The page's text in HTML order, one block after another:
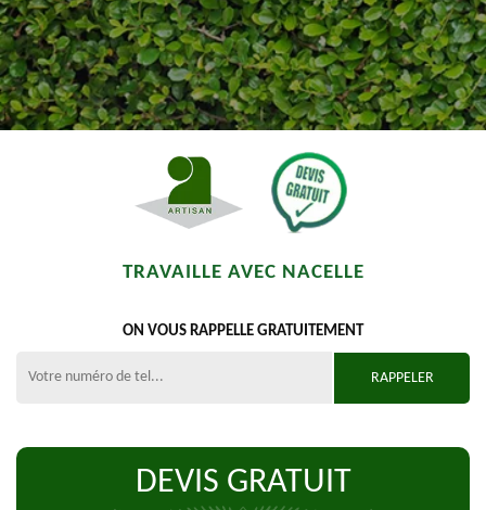
TRAVAILLE AVEC NACELLE
ON VOUS RAPPELLE GRATUITEMENT
DEVIS GRATUIT